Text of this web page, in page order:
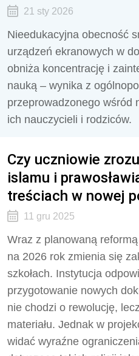
21 sty 2026
Nieedukacyjna obecność
urządzeń ekranowych w
obniża koncentrację i
nauką – wynika z
przeprowadzonego wśród
ich nauczycieli i rodziców.
Czy uczniowie
islamu i
treściach w nowej
11 gru 2025
Wraz z planowaną
na 2026 rok zmienia się
szkołach. Instytucja
przygotowanie nowych
nie chodzi o rewolucję,
materiału. Jednak w
widać wyraźne